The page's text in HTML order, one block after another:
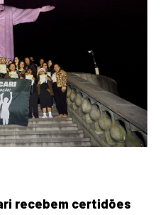
recebem certidões